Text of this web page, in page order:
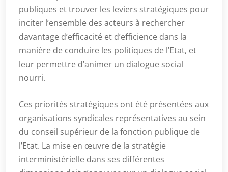
publiques et trouver les leviers stratégiques pour
inciter l’ensemble des acteurs à rechercher
davantage d’efficacité et d’efficience dans la
manière de conduire les politiques de l’Etat, et
leur permettre d’animer un dialogue social
nourri.
Ces priorités stratégiques ont été présentées aux
organisations syndicales représentatives au sein
du conseil supérieur de la fonction publique de
l’Etat. La mise en œuvre de la stratégie
interministérielle dans ses différentes